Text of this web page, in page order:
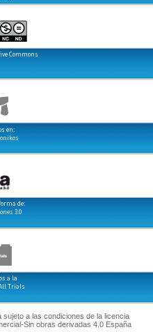
Commons
en:
de:
3.0
a la
Trials
a las condiciones de la licencia
Sin obras derivadas 4.0 España